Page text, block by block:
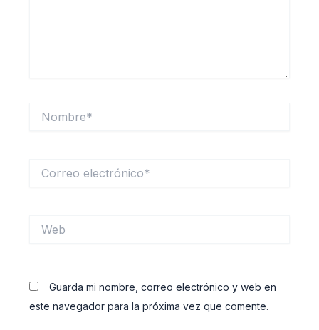
electrónico*
Guarda mi nombre, correo electrónico y web en
este navegador para la próxima vez que comente.